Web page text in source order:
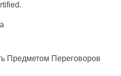
Предметом Переговоров